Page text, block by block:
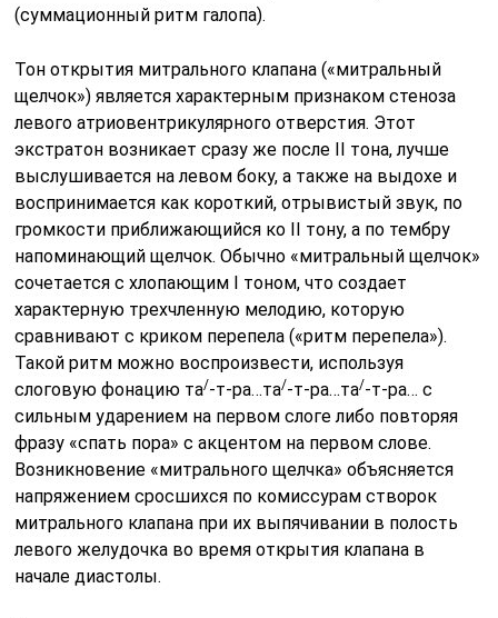
(суммационный ритм галопа).
Тон открытия митрального клапана («митральный
щелчок») яв­ляется характерным признаком стеноза
левого атриовентрикулярного отверстия. Этот
экстратон возникает сразу же после II тона, лучше
выслушивается на левом боку, а также на выдохе и
воспринимается как короткий, отрывистый звук, по
громкости приближающийся ко II тону, а по тембру
напоминающий щелчок. Обычно «митральный щелчок»
сочетается с хлопающим I тоном, что создает
характерную трехчленную мелодию, которую
сравнивают с криком перепела («ритм перепела»).
Такой ритм можно воспроизвести, используя
слоговую фонацию та/-т-ра…та/-т-ра…та/-т-ра… с
сильным ударением на первом слоге либо повторяя
фразу «спать пора» с акцентом на первом слове.
Возникновение «митрального щелчка» объясняется
напряжением сросшихся по комиссурам створок
митрального клапана при их выпячивании в полость
левого желудочка во время открытия клапана в
начале диастолы.